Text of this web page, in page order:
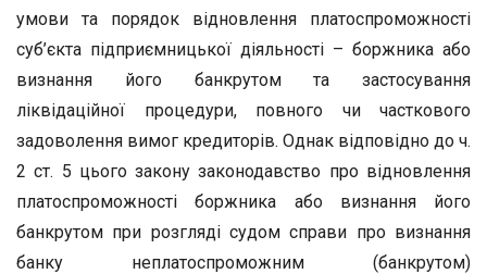
умови та порядок відновлення платоспроможності
суб’єкта підприємницької діяльності – боржника або
визнання його банкрутом та застосування
ліквідаційної процедури, повного чи часткового
задоволення вимог кредиторів. Однак відповідно до ч.
2 ст. 5 цього закону законодавство про відновлення
платоспроможності боржника або визнання його
банкрутом при розгляді судом справи про визнання
банку неплатоспроможним (банкрутом)